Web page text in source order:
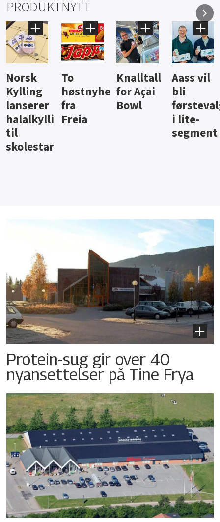
PRODUKTNYTT
Knalltall
for Açai
Bowl
Aass vil
bli
førstevalg
i lite-
Brus og
jus fra
Berentsen
Hard
iste fra
Hansa
Protein-sug gir over 40
nyansettelser på Tine Frya